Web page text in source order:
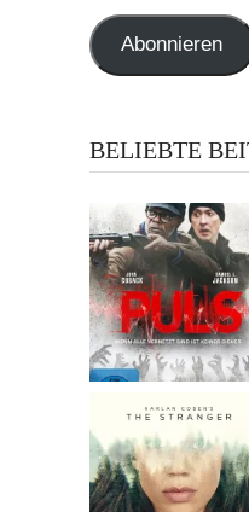
Abonnieren
BELIEBTE